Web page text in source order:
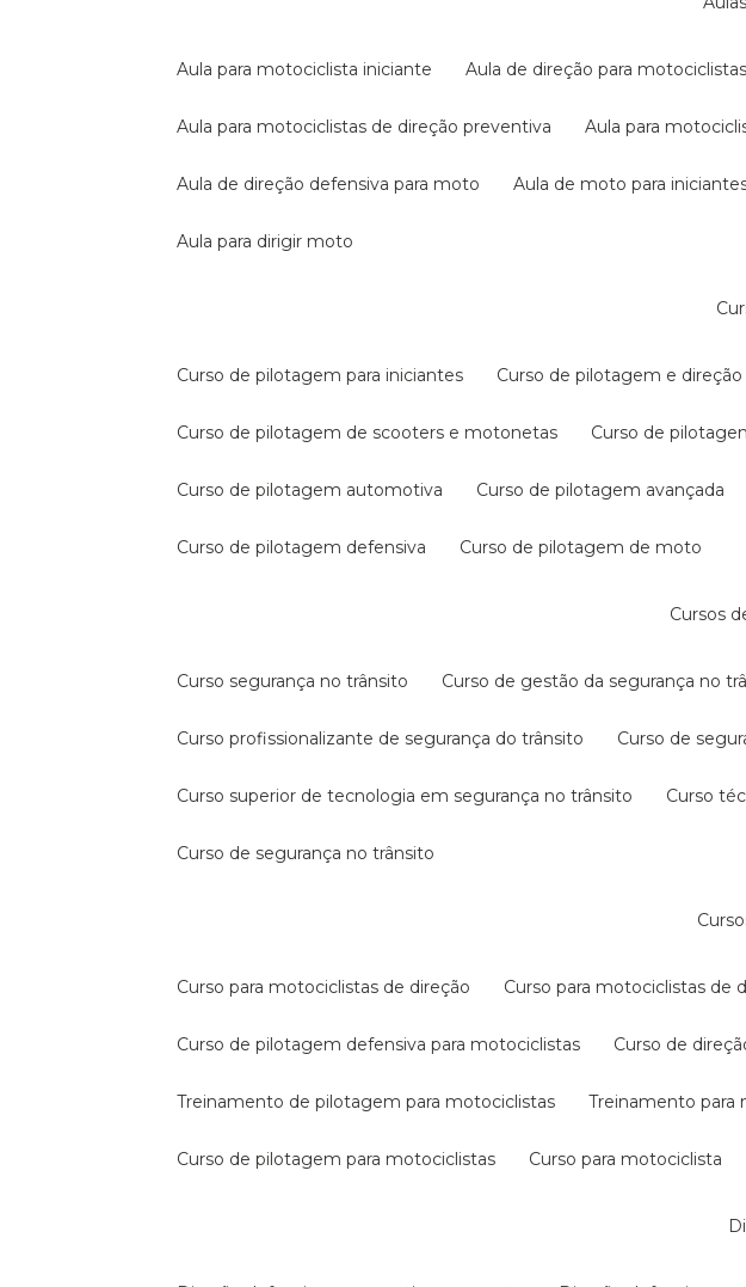
aula para motociclista iniciante aula de direção para motociclistas
aula para motociclistas de direção preventiva aula para
aula de direção defensiva para moto aula de moto para
aula para dirigir moto
curso de pilotagem para iniciantes curso de pilotagem e
curso de pilotagem de scooters e motonetas curso de
curso de pilotagem automotiva curso de pilotagem avançada
curso de pilotagem defensiva curso de pilotagem de moto
cursos
curso segurança no trânsito curso de gestão da segurança no
curso profissionalizante de segurança do trânsito curso de
curso superior de tecnologia em segurança no trânsito curso
curso de segurança no trânsito
curso para motociclistas de direção curso para motociclistas de
curso de pilotagem defensiva para motociclistas curso de
treinamento de pilotagem para motociclistas treinamento para
curso de pilotagem para motociclistas curso para motociclista